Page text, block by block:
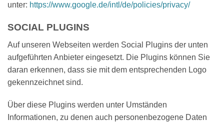
unter: https://www.google.de/intl/de/policies/privacy/
SOCIAL PLUGINS
Auf unseren Webseiten werden Social Plugins der unten
aufgeführten Anbieter eingesetzt. Die Plugins können Sie
daran erkennen, dass sie mit dem entsprechenden Logo
gekennzeichnet sind.
Über diese Plugins werden unter Umständen
Informationen, zu denen auch personenbezogene Daten